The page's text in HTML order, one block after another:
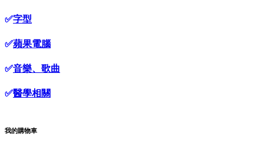
✅字型
✅蘋果電腦
✅音樂、歌曲
✅醫學相關
我的購物車